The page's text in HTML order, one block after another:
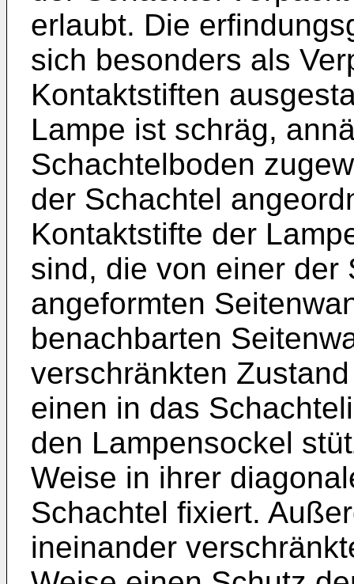
erlaubt. Die
sich besonders als
Kontaktstiften
Lampe ist schräg,
Schachtelboden
der Schachtel
Kontaktstifte der
sind, die von einer der
angeformten
benachbarten
verschränkten
einen in das
den Lampensockel
Weise in ihrer
Schachtel fixiert.
ineinander